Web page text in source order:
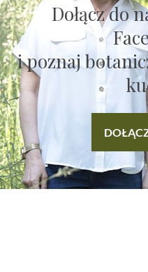
Dołącz do
i poznaj